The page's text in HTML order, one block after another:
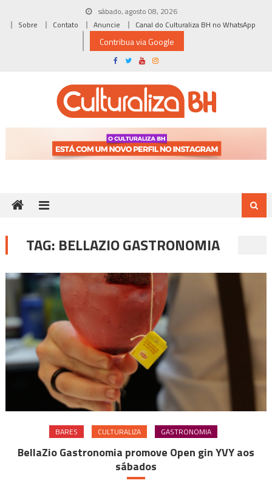
sábado, agosto 08, 2026
Sobre
Contato Anuncie Canal do Culturaliza BH no WhatsApp
Contribua via Google
TAG: BELLAZIO GASTRONOMIA
BARES CULTURALIZA GASTRONOMIA
BellaZio Gastronomia promove Open gin YVY aos
sábados